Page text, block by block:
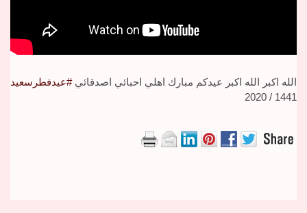
الله اكبر الله اكبر عيدكم مبارك اهلي احبائي اصدقائي#عيدفطرسعيد
1441 / 2020